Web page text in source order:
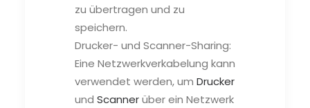
zu übertragen und zu
speichern.
Drucker- und Scanner-Sharing:
Eine Netzwerkverkabelung kann
verwendet werden, um Drucker
und Scannerüber ein Netzwerk